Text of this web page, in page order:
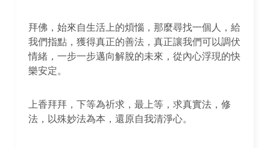
拜佛，始來自生活上的煩惱，那麼尋找一個人，給
我們指點，獲得真正的善法，真正讓我們可以調伏
情緒，一步一步邁向解脫的未來，從內心浮現的快
樂安定。
上香拜拜，下等為祈求，最上等，求真實法，修
法，以殊妙法為本，還原自我清淨心。